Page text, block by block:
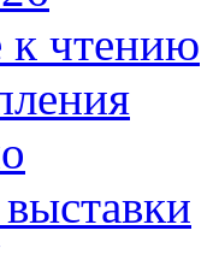
к чтению